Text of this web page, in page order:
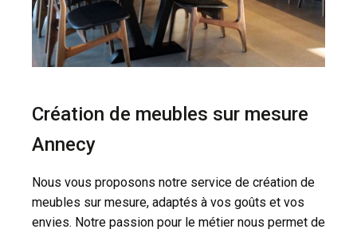
Création de meubles sur mesure
Annecy
Nous vous proposons notre service de création de
meubles sur mesure, adaptés à vos goûts et vos
envies. Notre passion pour le métier nous permet de